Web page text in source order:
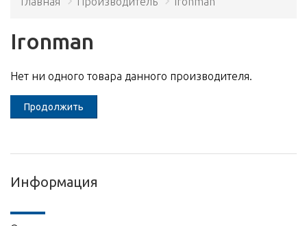
Ironman
Нет ни одного товара данного производителя.
Продолжить
Информация